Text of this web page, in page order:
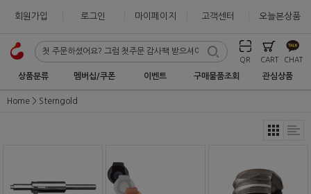
회원가입 로그인 마이페이지 고객센터 오늘본상품
QR CART CHAT
상품분류 멤버십/쿠폰 이벤트 구매물품조회 관심상품
Home Sterngold